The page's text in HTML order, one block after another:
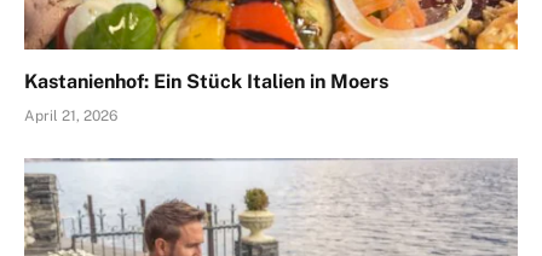
Kastanienhof: Ein Stück Italien in Moers
April 21, 2026